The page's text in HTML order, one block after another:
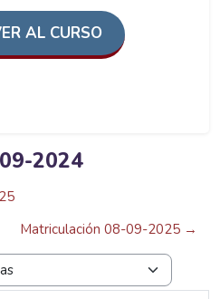
AL CURSO
2024
Matriculación 08-09-2025 →